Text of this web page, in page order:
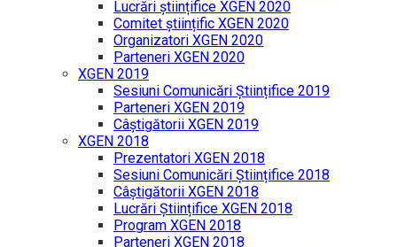
Lucrări științifice XGEN 2020
Comitet științific XGEN 2020
Organizatori XGEN 2020
Parteneri XGEN 2020
XGEN 2019
Sesiuni Comunicări Științifice 2019
Parteneri XGEN 2019
Câștigătorii XGEN 2019
XGEN 2018
Prezentatori XGEN 2018
Sesiuni Comunicări Științifice 2018
Câștigătorii XGEN 2018
Lucrări Științifice XGEN 2018
Program XGEN 2018
Parteneri XGEN 2018